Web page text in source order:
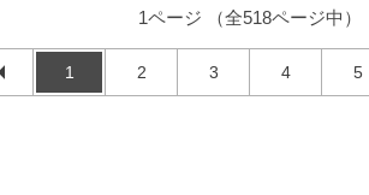
1ページ （全518ページ中）
1 2 3 4 5